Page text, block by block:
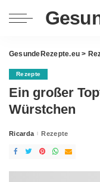
GesundeRezepte.eu >
Rezepte
Ein großer
Würstchen
Posted
Ricarda Rezepte